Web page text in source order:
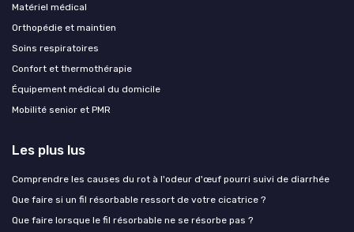
Matériel médical
Orthopédie et maintien
Soins respiratoires
Confort et thermothérapie
Équipement médical du domicile
Mobilité senior et PMR
Les plus lus
Comprendre les causes du rot à l'odeur d'œuf pourri suivi de diarrhée
Que faire si un fil résorbable ressort de votre cicatrice ?
Que faire lorsque le fil résorbable ne se résorbe pas ?